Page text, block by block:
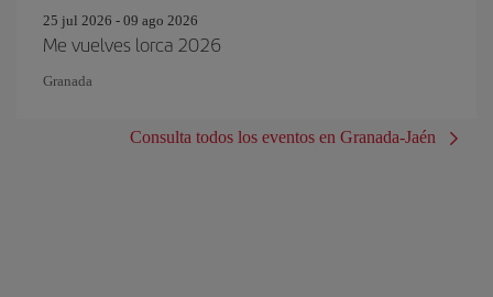
25 jul 2026 - 09 ago 2026
Me vuelves lorca 2026
Granada
Consulta todos los eventos en Granada-Jaén